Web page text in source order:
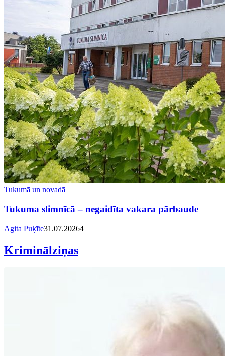
Tukumā un novadā
Tukuma slimnīcā – negaidīta vakara pārbaude
Agita Puķīte31.07.20264
Kriminālziņas